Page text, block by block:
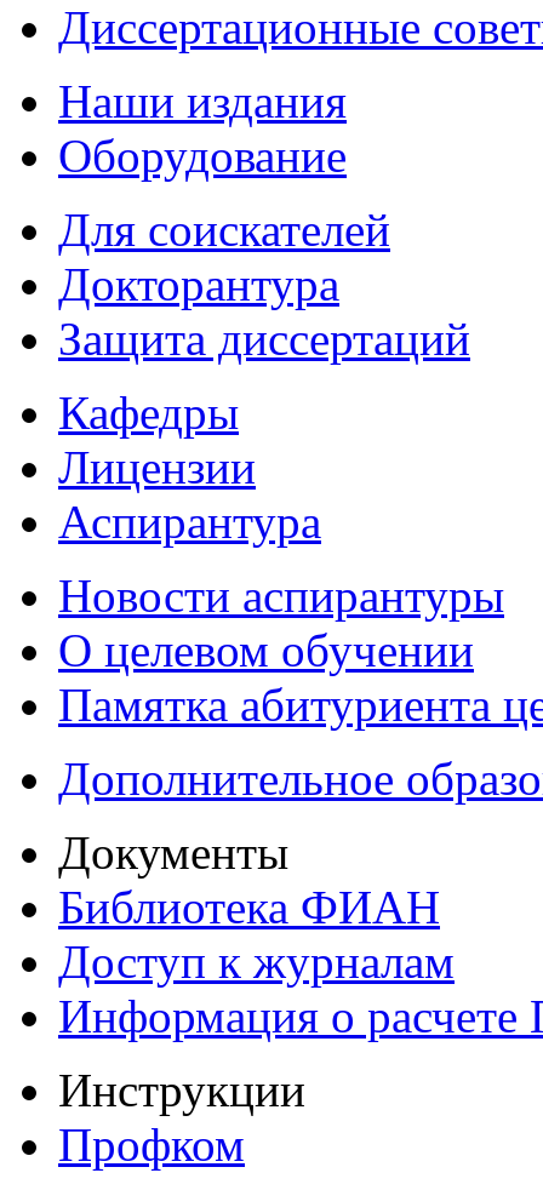
Диссертационные
Наши издания
Оборудование
Для соискателей
Докторантура
Защита диссертаций
Кафедры
Лицензии
Аспирантура
Новости аспирантуры
О целевом обучении
Памятка абитуриента
Дополнительное
Документы
Библиотека ФИАН
Доступ к журналам
Информация о
Инструкции
Профком